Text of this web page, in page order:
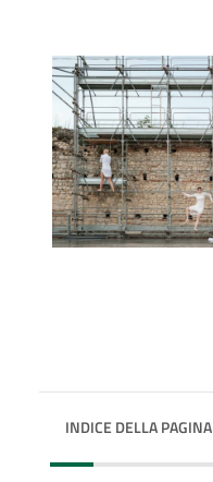
INDICE DELLA PAGINA